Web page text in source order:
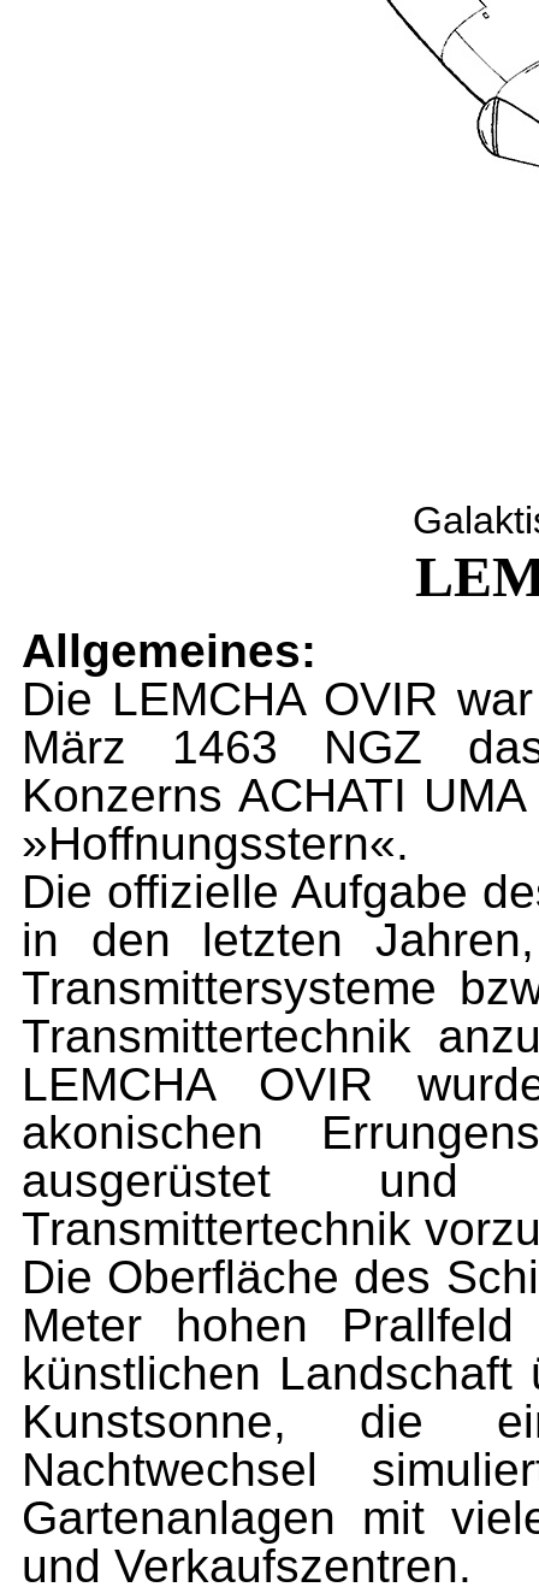
Allgemeines:
Die LEMCHA OVIR
März 1463 NGZ
Konzerns ACHATI
»Hoffnungsstern«.
Die offizielle Aufgabe
in den letzten
Transmittersysteme
Transmittertechnik
LEMCHA OVIR
akonischen
ausgerüstet
Transmittertechnik
Die Oberfläche des
Meter hohen
künstlichen
Kunstsonne, die
Nachtwechsel
Gartenanlagen mit
und Verkaufszentren.